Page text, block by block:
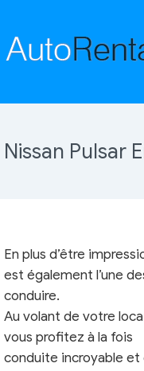
Nissan Pulsar
En plus d’être
est également l’une
conduire.
Au volant de votre
vous profitez à la fois
conduite incroyable et